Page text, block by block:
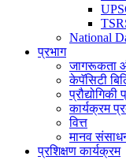
National
प्रभाग
जागरूकता
केपॅसिटी
प्रौद्योगिकी
कार्यक्रम
वित्त
मानव
प्रशिक्षण कार्यक्रम